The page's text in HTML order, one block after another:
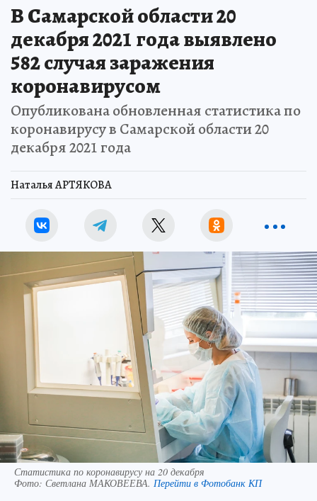
В Самарской области 20
декабря 2021 года выявлено
582 случая заражения
коронавирусом
Опубликована обновленная статистика по
коронавирусу в Самарской области 20
декабря 2021 года
Наталья АРТЯКОВА
Статистика по коронавирусу на 20 декабря
Фото: Светлана МАКОВЕЕВА. Перейти в Фотобанк КП